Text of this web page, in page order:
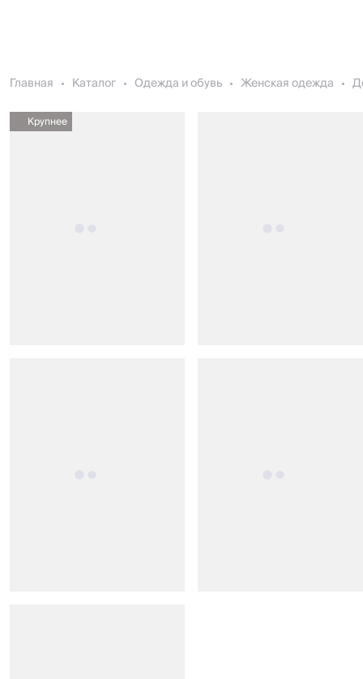
Главная Каталог Одежда и обувь Женская одежда
Крупнее